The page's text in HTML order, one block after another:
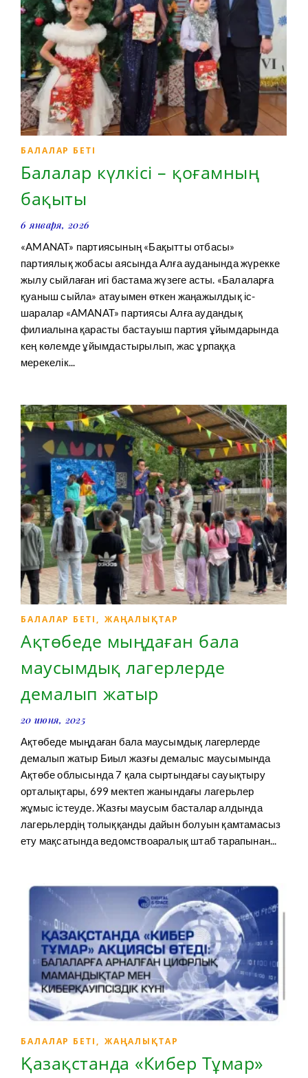
БАЛАЛАР БЕТІ
Балалар күлкісі – қоғамның
бақыты
6 января, 2026
«AMANAT» партиясының «Бақытты отбасы»
партиялық жобасы аясында Алға ауданында жүрекке
жылу сыйлаған игі бастама жүзеге асты. «Балаларға
қуаныш сыйла» атауымен өткен жаңажылдық іс-
шаралар «AMANAT» партиясы Алға аудандық
филиалына қарасты бастауыш партия ұйымдарында
кең көлемде ұйымдастырылып, жас ұрпаққа
мерекелік...
БАЛАЛАР БЕТІ, ЖАҢАЛЫҚТАР
Ақтөбеде мыңдаған бала
маусымдық лагерлерде
демалып жатыр
20 июня, 2025
Ақтөбеде мыңдаған бала маусымдық лагерлерде
демалып жатыр Биыл жазғы демалыс маусымында
Ақтөбе облысында 7 қала сыртындағы сауықтыру
орталықтары, 699 мектеп жанындағы лагерьлер
жұмыс істеуде. Жазғы маусым басталар алдында
лагерьлердің толыққанды дайын болуын қамтамасыз
ету мақсатында ведомствоаралық штаб тарапынан...
БАЛАЛАР БЕТІ, ЖАҢАЛЫҚТАР
Қазақстанда «Кибер Тұмар»